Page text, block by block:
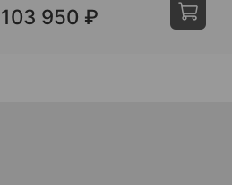
103 950 ₽